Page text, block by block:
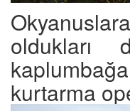
oldukları
kurtarma